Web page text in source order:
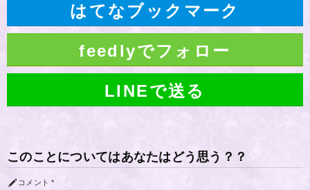
はてなブックマーク
feedlyでフォロー
LINEで送る
このことについてはあなたはどう思う？？
コメント *